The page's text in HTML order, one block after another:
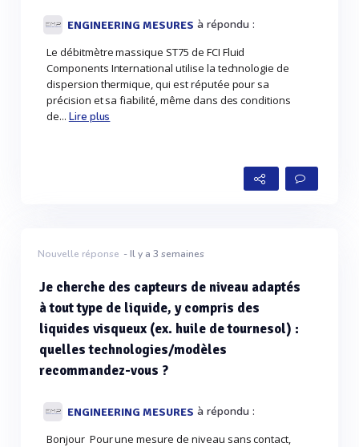
ENGINEERING MESURES à répondu :
Le débitmètre massique ST75 de FCI Fluid
Components International utilise la technologie de
dispersion thermique, qui est réputée pour sa
précision et sa fiabilité, même dans des conditions
de... Lire plus
Nouvelle réponse - Il y a 3 semaines
Je cherche des capteurs de niveau adaptés
à tout type de liquide, y compris des
liquides visqueux (ex. huile de tournesol) :
quelles technologies/modèles
recommandez-vous ?
ENGINEERING MESURES à répondu :
Bonjour Pour une mesure de niveau sans contact,